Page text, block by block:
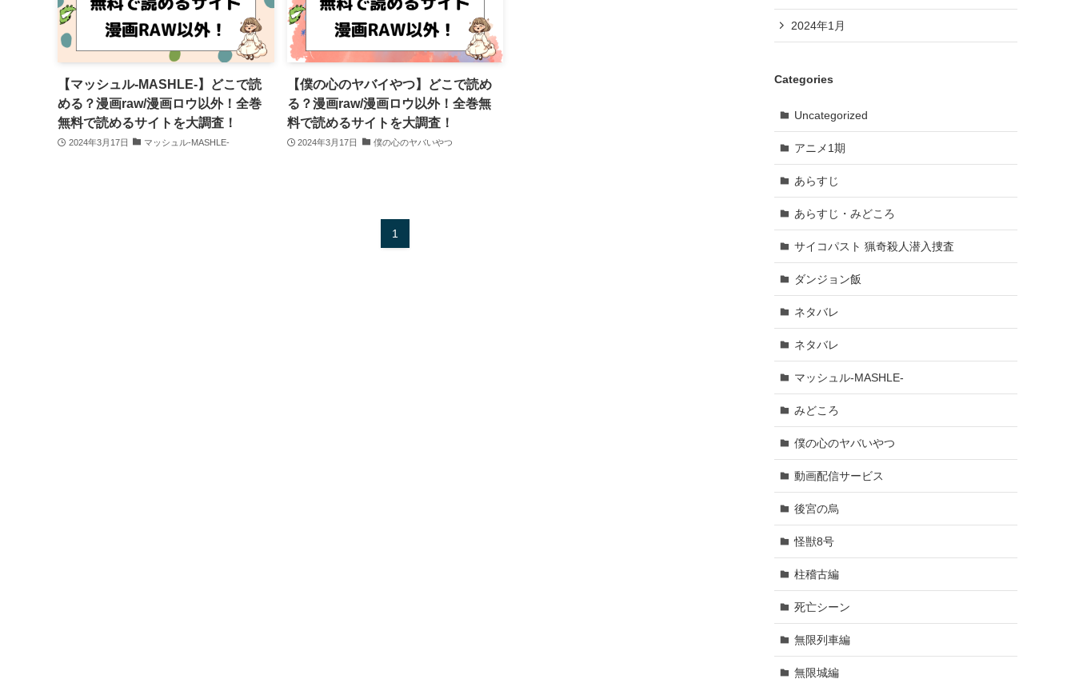
【マッシュル-MASHLE-】どこで読
める？漫画raw/漫画ロウ以外！全巻
無料で読めるサイトを大調査！
2024年3月17日 マッシュル-MASHLE-
【僕の心のヤバイやつ】どこで読め
る？漫画raw/漫画ロウ以外！全巻無
料で読めるサイトを大調査！
2024年3月17日 僕の心のヤバいやつ
1
2024年1月
Categories
Uncategorized
アニメ1期
あらすじ
あらすじ・みどころ
サイコパスト 猟奇殺人潜入捜査
ダンジョン飯
ネタバレ
ネタバレ
マッシュル-MASHLE-
みどころ
僕の心のヤバいやつ
動画配信サービス
後宮の烏
怪獣8号
柱稽古編
死亡シーン
無限列車編
無限城編